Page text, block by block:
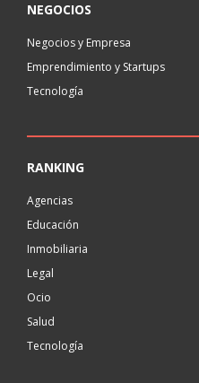
NEGOCIOS
Negocios y Empresa
Emprendimiento y Startups
Tecnología
RANKING
Agencias
Educación
Inmobiliaria
Legal
Ocio
Salud
Tecnología